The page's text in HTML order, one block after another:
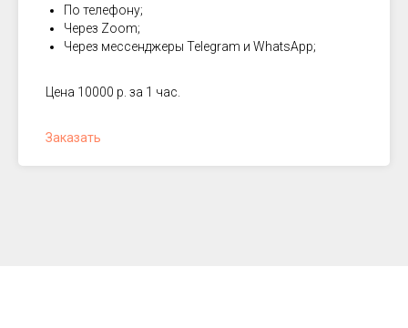
По телефону;
Через Zoom;
Через мессенджеры Telegram и WhatsApp;
Цена 10000 р. за 1 час.
Заказать